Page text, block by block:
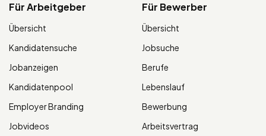
Für Arbeitgeber
Übersicht
Kandidatensuche
Jobanzeigen
Kandidatenpool
Employer Branding
Jobvideos
Für Bewerber
Übersicht
Jobsuche
Berufe
Lebenslauf
Bewerbung
Arbeitsvertrag